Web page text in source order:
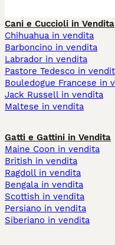
Cani e Cuccioli in Vendita
Chihuahua in vendita
Barboncino in vendita
Labrador in vendita
Pastore Tedesco in
Bouledogue Francese in
Jack Russell in vendita
Maltese in vendita
Gatti e Gattini in Vendita
Maine Coon in vendita
British in vendita
Ragdoll in vendita
Bengala in vendita
Scottish in vendita
Persiano in vendita
Siberiano in vendita